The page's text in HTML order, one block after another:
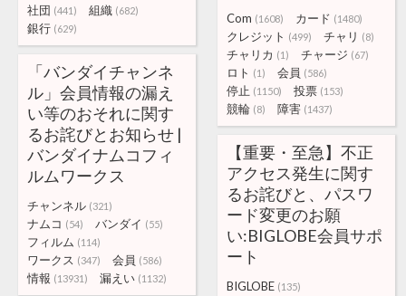
社団 (441) 組織 (682)
銀行 (629)
Com (1608) カード (1480)
クレジット (499) チャリ (8)
チャリカ (1) チャージ (67)
ロト (1) 会員 (586)
停止 (1150) 投票 (153)
競輪 (8) 障害 (1437)
「バンダイチャンネ
ル」会員情報の漏え
い等のおそれに関す
るお詫びとお知らせ |
バンダイナムコフィ
ルムワークス
チャンネル (321)
ナムコ (54) バンダイ (55)
フィルム (114)
ワークス (347) 会員 (586)
情報 (13931) 漏えい (1132)
【重要・至急】不正
アクセス発生に関す
るお詫びと、パスワ
ード変更のお願
い:BIGLOBE会員サポ
ート
BIGLOBE (135)